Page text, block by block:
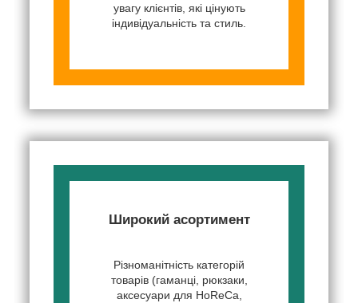
увагу клієнтів, які цінують
індивідуальність та стиль.
Широкий асортимент
Різноманітність категорій
товарів (гаманці, рюкзаки,
аксесуари для HoReCa,